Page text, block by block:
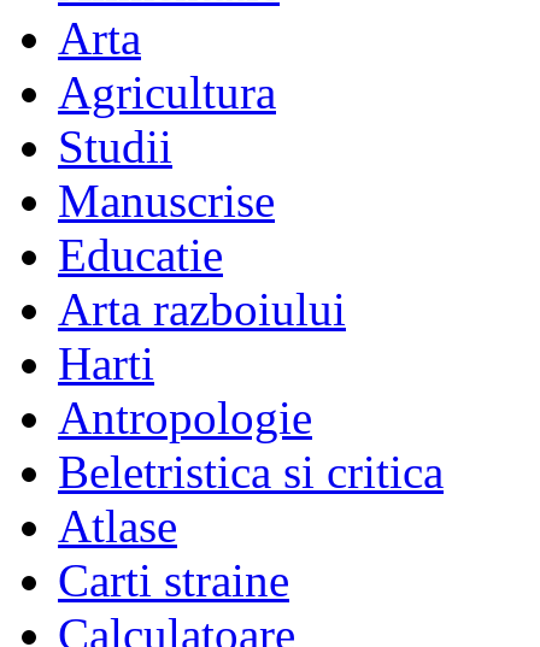
Arta
Agricultura
Studii
Manuscrise
Educatie
Arta razboiului
Harti
Antropologie
Beletristica si critica
Atlase
Carti straine
Calculatoare